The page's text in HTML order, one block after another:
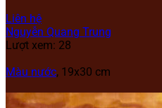
Liên hệ
Nguyễn Quang Trung
Lượt xem: 28
Màu nước, 19x30 cm